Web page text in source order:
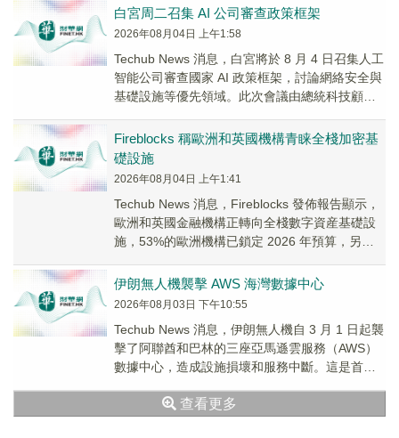
白宮周二召集 AI 公司審查政策框架
2026年08月04日 上午1:58
Techub News 消息，白宮將於 8 月 4 日召集人工
智能公司審查國家 AI 政策框架，討論網絡安全與
基礎設施等優先領域。此次會議由總統科技顧問
Fireblocks 稱歐洲和英國機構青睐全棧加密基
礎設施
2026年08月04日 上午1:41
Techub News 消息，Fireblocks 發佈報告顯示，
歐洲和英國金融機構正轉向全棧數字資産基礎設
施，53%的歐洲機構已鎖定 2026 年預算，另有
伊朗無人機襲擊 AWS 海灣數據中心
2026年08月03日 下午10:55
Techub News 消息，伊朗無人機自 3 月 1 日起襲
擊了阿聯酋和巴林的三座亞馬遜雲服務（AWS）
數據中心，造成設施損壞和服務中斷。這是首次
查看更多